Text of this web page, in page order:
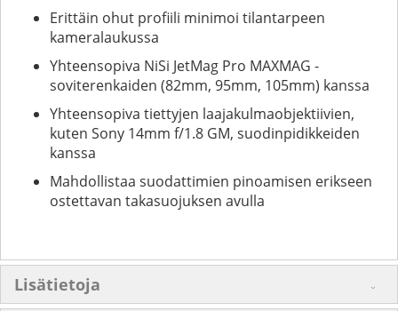
Erittäin ohut profiili minimoi tilantarpeen
kameralaukussa
Yhteensopiva NiSi JetMag Pro MAXMAG -
soviterenkaiden (82mm, 95mm, 105mm) kanssa
Yhteensopiva tiettyjen laajakulmaobjektiivien,
kuten Sony 14mm f/1.8 GM, suodinpidikkeiden
kanssa
Mahdollistaa suodattimien pinoamisen erikseen
ostettavan takasuojuksen avulla
Lisätietoja